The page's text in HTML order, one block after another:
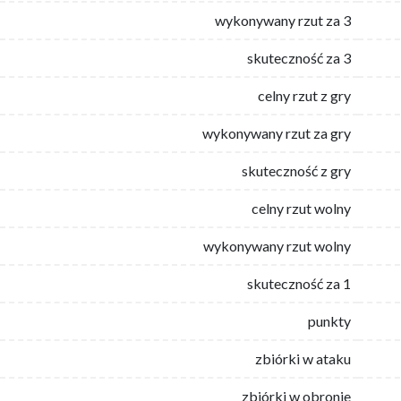
wykonywany rzut za 3
skuteczność za 3
celny rzut z gry
wykonywany rzut za gry
skuteczność z gry
celny rzut wolny
wykonywany rzut wolny
skuteczność za 1
punkty
zbiórki w ataku
zbiórki w obronie